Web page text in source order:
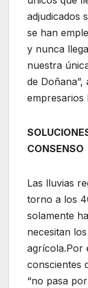
adjudicados
se han
y nunca lleg
nuestra
de Doñana”,
empresarios
CONSENSO
Las lluvias
torno a los
solamente
necesitan los
agrícola.Por
conscientes
“no pasa por